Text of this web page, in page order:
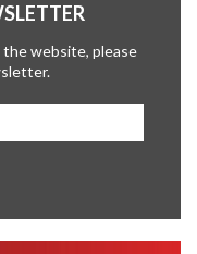
website, please